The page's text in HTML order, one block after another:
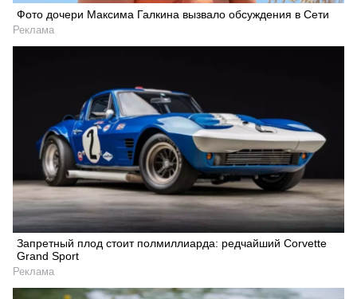
Фото дочери Максима Галкина вызвало обсуждения в Сети
Реклама
Запретный плод стоит полмиллиарда: редчайший Corvette
Grand Sport
Реклама